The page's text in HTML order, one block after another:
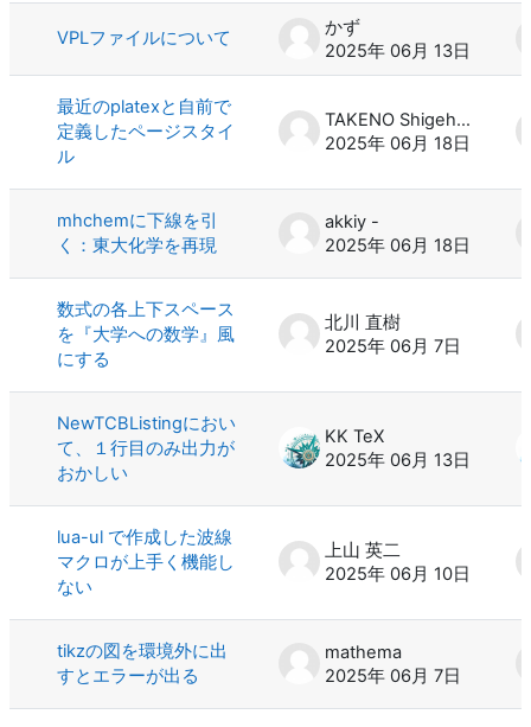
VPLファイルについて
かず
2025年 06月 13日
最近のplatexと自前で
定義したページスタイ
ル
TAKENO Shigeharu
2025年 06月 18日
mhchemに下線を引
く：東大化学を再現
akkiy -
2025年 06月 18日
数式の各上下スペース
を『大学への数学』風
にする
北川 直樹
2025年 06月 7日
NewTCBListingにおい
て、１行目のみ出力が
おかしい
KK TeX
2025年 06月 13日
lua-ul で作成した波線
マクロが上手く機能し
ない
上山 英二
2025年 06月 10日
tikzの図を環境外に出
すとエラーが出る
mathema
2025年 06月 7日